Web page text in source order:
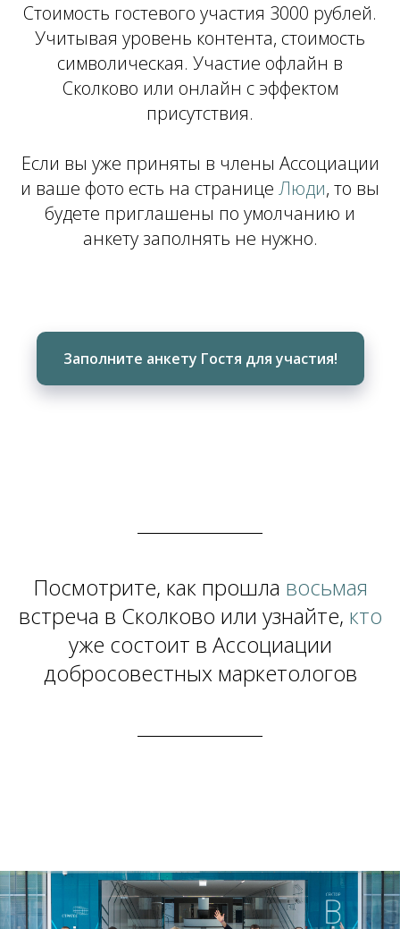
Стоимость гостевого участия 3000 рублей.
Учитывая уровень контента, стоимость
символическая. Участие офлайн в
Сколково или онлайн с эффектом
присутствия.
Если вы уже приняты в члены Ассоциации
и ваше фото есть на странице Люди, то вы
будете приглашены по умолчанию и
анкету заполнять не нужно.
Заполните анкету Гостя для участия!
Посмотрите, как прошла восьмая
встреча в Сколково или узнайте, кто
уже состоит в Ассоциации
добросовестных маркетологов